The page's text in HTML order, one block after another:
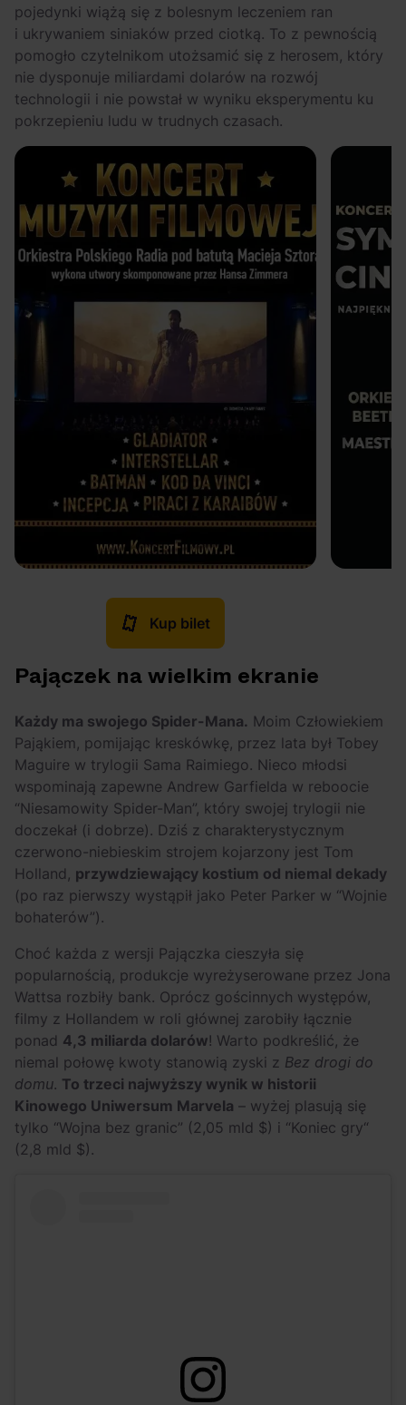
pojedynki wiążą się z bolesnym leczeniem ran
i ukrywaniem siniaków przed ciotką. To z pewnością
pomogło czytelnikom utożsamić się z herosem, który
nie dysponuje miliardami dolarów na rozwój
technologii i nie powstał w wyniku eksperymentu ku
pokrzepieniu ludu w trudnych czasach.
Kup bilet
Pajączek na wielkim ekranie
Każdy ma swojego Spider-Mana. Moim Człowiekiem
Pająkiem, pomijając kreskówkę, przez lata był Tobey
Maguire w trylogii Sama Raimiego. Nieco młodsi
wspominają zapewne Andrew Garfielda w reboocie
“Niesamowity Spider-Man”, który swojej trylogii nie
doczekał (i dobrze). Dziś z charakterystycznym
czerwono-niebieskim strojem kojarzony jest Tom
Holland, przywdziewający kostium od niemal dekady
(po raz pierwszy wystąpił jako Peter Parker w “Wojnie
bohaterów”).
Choć każda z wersji Pajączka cieszyła się
popularnością, produkcje wyreżyserowane przez Jona
Wattsa rozbiły bank. Oprócz gościnnych występów,
filmy z Hollandem w roli głównej zarobiły łącznie
ponad 4,3 miliarda dolarów! Warto podkreślić, że
niemal połowę kwoty stanowią zyski z Bez drogi do
domu. To trzeci najwyższy wynik w historii
Kinowego Uniwersum Marvela – wyżej plasują się
tylko “Wojna bez granic” (2,05 mld $) i “Koniec gry“
(2,8 mld $).